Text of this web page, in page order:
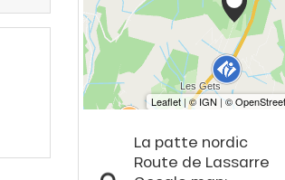
La patte nordic
Route de Lassarre